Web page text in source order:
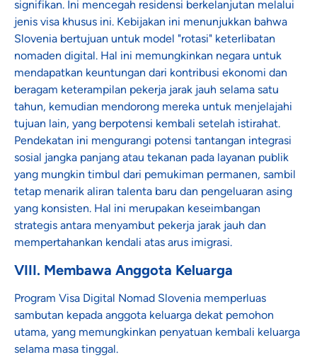
signifikan. Ini mencegah residensi berkelanjutan melalui
jenis visa khusus ini. Kebijakan ini menunjukkan bahwa
Slovenia bertujuan untuk model "rotasi" keterlibatan
nomaden digital. Hal ini memungkinkan negara untuk
mendapatkan keuntungan dari kontribusi ekonomi dan
beragam keterampilan pekerja jarak jauh selama satu
tahun, kemudian mendorong mereka untuk menjelajahi
tujuan lain, yang berpotensi kembali setelah istirahat.
Pendekatan ini mengurangi potensi tantangan integrasi
sosial jangka panjang atau tekanan pada layanan publik
yang mungkin timbul dari pemukiman permanen, sambil
tetap menarik aliran talenta baru dan pengeluaran asing
yang konsisten. Hal ini merupakan keseimbangan
strategis antara menyambut pekerja jarak jauh dan
mempertahankan kendali atas arus imigrasi.
VIII. Membawa Anggota Keluarga
Program Visa Digital Nomad Slovenia memperluas
sambutan kepada anggota keluarga dekat pemohon
utama, yang memungkinkan penyatuan kembali keluarga
selama masa tinggal.